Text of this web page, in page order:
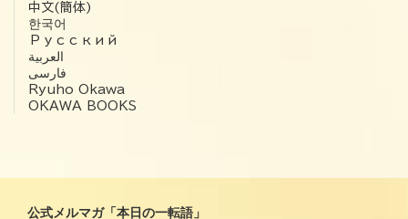
中文(簡体)
한국어
Русский
العربية‏
فارسی
Ryuho Okawa
OKAWA BOOKS
公式メルマガ「本日の一転語」